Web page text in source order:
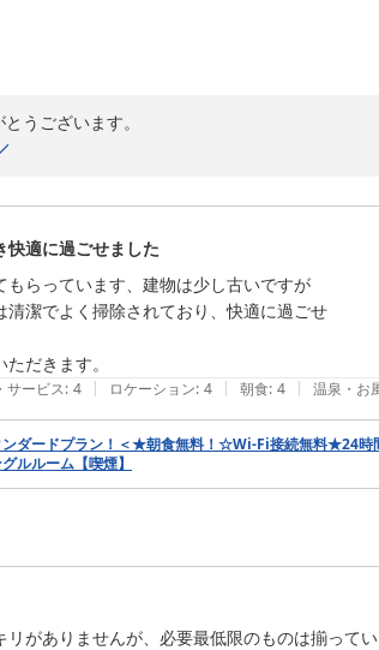
うございます。
ルご利用に際し、お忙しいところお声を聞か
らご縁をいただいている中で、定期的に修繕、
でいらしてください。おひとりでもご家族連
お客様のお帰りをお待ちしております。
温かいご投稿を誠にありがとうございました。
みずほ台店
快適に過ごせました
もらっています、建物は少し古いですが
清潔でよく掃除されており、快適に過ごせ
サービス: 4 | ロケーション: 4 | 朝食: 4 | 温泉・お
ンダードプラン！＜★朝食無料！☆Wi-Fi接続無料★24時
ルルーム【喫煙】
リがありませんが、必要最低限のものは揃って